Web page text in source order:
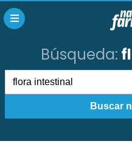
Búsqueda:
Buscar